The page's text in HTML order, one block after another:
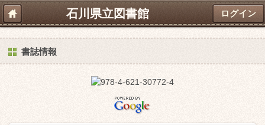
石川県立図書館 ログイン
書誌情報